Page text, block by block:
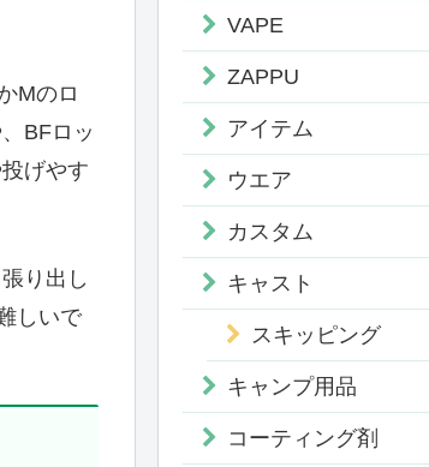
Mのロ
BFロッ
げやす
り出し
しいで
VAPE
ZAPPU
アイテム
ウエア
カスタム
キャスト
スキッピング
キャンプ用品
コーティング剤